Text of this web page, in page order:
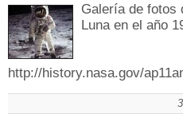
Galería de fotos
Luna en el año
http://history.nasa.gov/